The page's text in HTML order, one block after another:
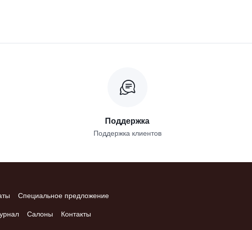
Поддержка
Поддержка клиентов
Специальное предложение
Салоны Контакты